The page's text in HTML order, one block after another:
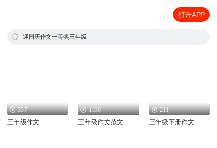
打开APP
迎国庆作文一等奖三年级
357
三年级作文
1530
三年级作文范文
211
三年级下册作文